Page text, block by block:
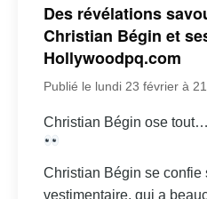
Des révélations
Christian Bégin et
Hollywoodpq.com
Publié le lundi 23 février à
Christian Bégin ose
Christian Bégin se confie
vestimentaire, qui a